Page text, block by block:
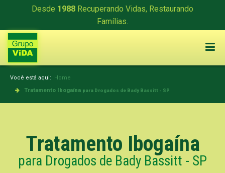
Desde 1988 Recuperando Vidas, Restaurando
Famílias.
Você está aqui: Home
Tratamento Ibogaína para Drogados de Bady Bassitt - SP
Tratamento Ibogaína
para Drogados de Bady Bassitt - SP